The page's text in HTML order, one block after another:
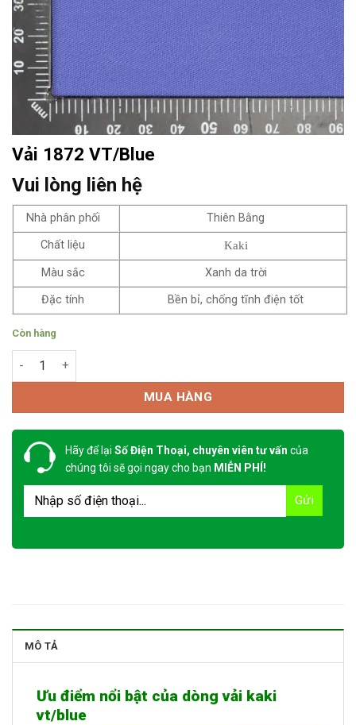
Vải 1872 VT/Blue
Vui lòng liên hệ
Nhà phân phối
Thiên Bằng
Chất liệu
Kaki
Màu sắc
Xanh da trời
Đặc tính
Bền bỉ, chống tĩnh điện tốt
Còn hàng
Vải 1872 VT/Blue số lượng
MUA HÀNG
Hãy để lại Số Điện Thoại, chuyên viên tư vấn của
chúng tôi sẽ gọi ngay cho bạn MIỄN PHÍ!
MÔ TẢ
Ưu điểm nổi bật của dòng vải kaki
vt/blue